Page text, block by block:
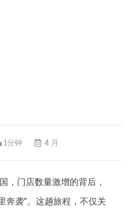
1分钟 4 月
，门店数量激增的背后，
奔袭”。这趟旅程，不仅关